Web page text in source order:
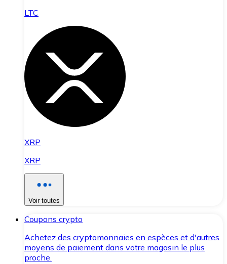
LTC
XRP
XRP
Voir toutes
Coupons crypto
Achetez des cryptomonnaies en espèces et d'autres
moyens de paiement dans votre magasin le plus
proche.